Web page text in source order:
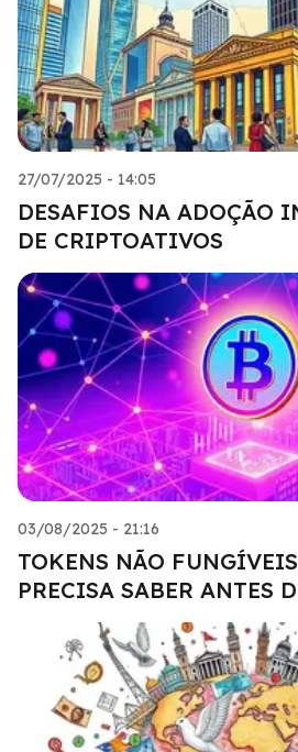
27/07/2025 - 14:05
DESAFIOS NA ADOÇÃO
DE CRIPTOATIVOS
03/08/2025 - 21:16
TOKENS NÃO
PRECISA SABER ANTES